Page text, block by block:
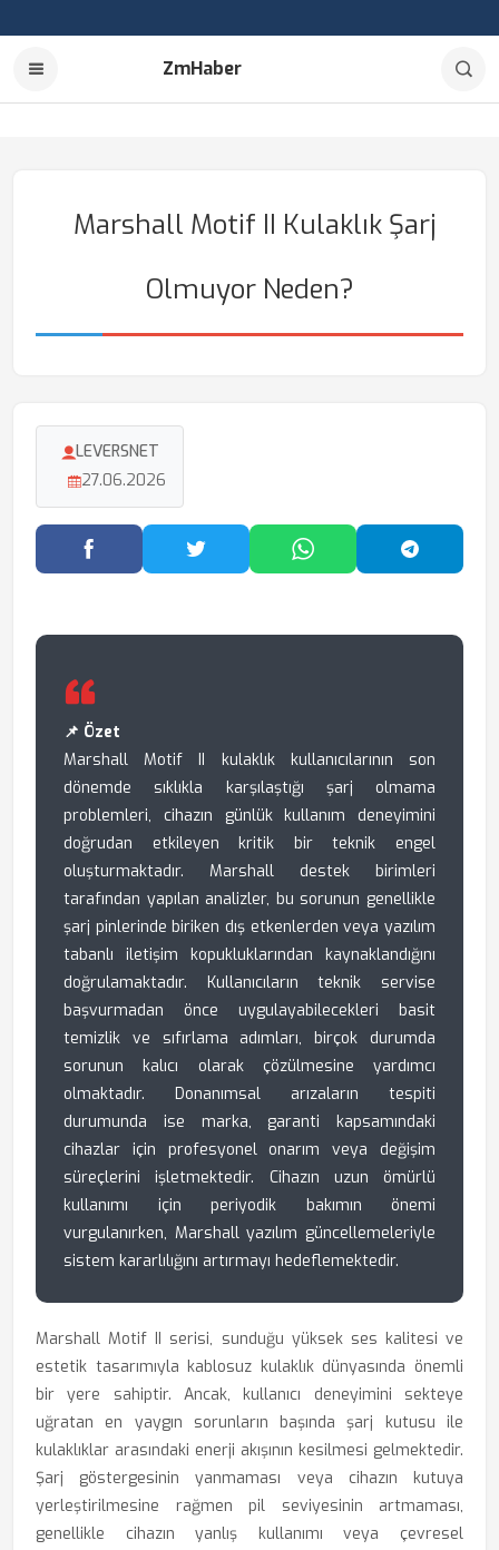
ZmHaber
Marshall Motif II Kulaklık Şarj
Olmuyor Neden?
LEVERSNET
27.06.2026
Facebook'ta PaylaşTwitter'da PaylaşWhatsApp'ta Paylaş
📌 Özet
Marshall Motif II kulaklık kullanıcılarının son
dönemde sıklıkla karşılaştığı şarj olmama
problemleri, cihazın günlük kullanım deneyimini
doğrudan etkileyen kritik bir teknik engel
oluşturmaktadır. Marshall destek birimleri
tarafından yapılan analizler, bu sorunun genellikle
şarj pinlerinde biriken dış etkenlerden veya yazılım
tabanlı iletişim kopukluklarından kaynaklandığını
doğrulamaktadır. Kullanıcıların teknik servise
başvurmadan önce uygulayabilecekleri basit
temizlik ve sıfırlama adımları, birçok durumda
sorunun kalıcı olarak çözülmesine yardımcı
olmaktadır. Donanımsal arızaların tespiti
durumunda ise marka, garanti kapsamındaki
cihazlar için profesyonel onarım veya değişim
süreçlerini işletmektedir. Cihazın uzun ömürlü
kullanımı için periyodik bakımın önemi
vurgulanırken, Marshall yazılım güncellemeleriyle
sistem kararlılığını artırmayı hedeflemektedir.
Marshall Motif II serisi, sunduğu yüksek ses kalitesi ve
estetik tasarımıyla kablosuz kulaklık dünyasında önemli
bir yere sahiptir. Ancak, kullanıcı deneyimini sekteye
uğratan en yaygın sorunların başında şarj kutusu ile
kulaklıklar arasındaki enerji akışının kesilmesi gelmektedir.
Şarj göstergesinin yanmaması veya cihazın kutuya
yerleştirilmesine rağmen pil seviyesinin artmaması,
genellikle cihazın yanlış kullanımı veya çevresel